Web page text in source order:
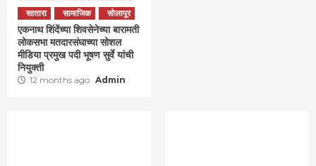
सातारा
सामाजिक सोलापूर
एकनाथ शिंदेंच्या शिवसेनेच्या बारामती
लोकसभा मतदारसंघाच्या सोशल
मीडिया प्रमुख पदी भूषण सुर्वे यांची
नियुक्ती
12 months ago Admin